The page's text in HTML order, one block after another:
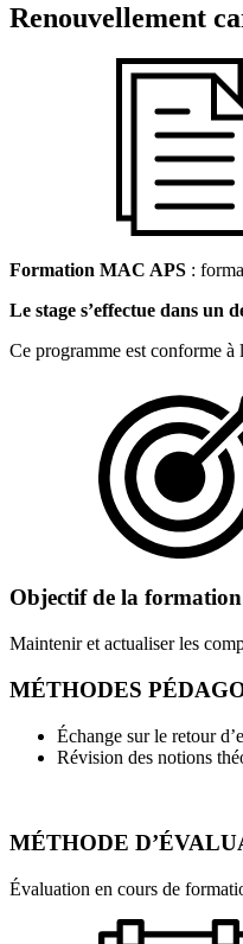
Renouvellement
Formation MAC APS :
Le stage s’effectue dans un
Ce programme est conforme
Objectif de la formation
Maintenir et actualiser les
MÉTHODES
Échange sur le retour
Révision des notions
MÉTHODE D’
Évaluation en cours de